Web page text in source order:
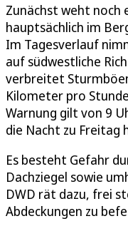
Zunächst weht noch
hauptsächlich im
Im Tagesverlauf
auf südwestliche
verbreitet
Kilometer pro
Warnung gilt von 9
die Nacht zu Freitag
Es besteht Gefahr
Dachziegel sowie
DWD rät dazu, frei
Abdeckungen zu